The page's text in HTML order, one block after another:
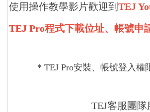
使用操作教學影片歡迎到 TEJ
TEJ Pro程式下載位址、帳號申
* TEJ Pro安裝、帳號登入權
TEJ客服團